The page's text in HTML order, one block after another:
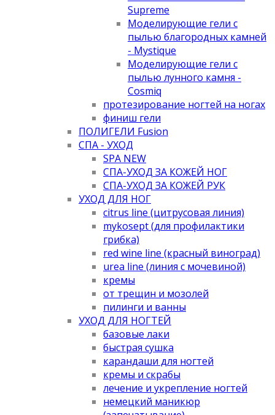
Supreme
Моделирующие гели с
пылью благородных камней
- Mystique
Моделирующие гели с
пылью лунного камня -
Cosmiq
протезирование ногтей на ногах
финиш гели
ПОЛИГЕЛИ Fusion
СПА - УХОД
SPA NEW
СПА-УХОД ЗА КОЖЕЙ НОГ
СПА-УХОД ЗА КОЖЕЙ РУК
УХОД ДЛЯ НОГ
citrus line (цитрусовая линия)
mykosept (для профилактики
грибка)
red wine line (красный виноград)
urea line (линия с мочевиной)
кремы
от трещин и мозолей
пилинги и ванны
УХОД ДЛЯ НОГТЕЙ
базовые лаки
быстрая сушка
карандаши для ногтей
кремы и скрабы
лечение и укрепление ногтей
немецкий маникюр